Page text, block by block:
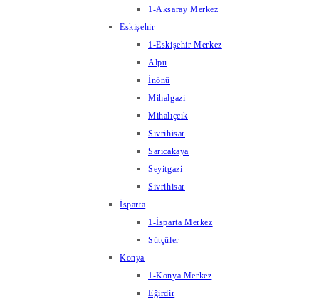
1-Aksaray Merkez
Eskişehir
1-Eskişehir Merkez
Alpu
İnönü
Mihalgazi
Mihalıçcık
Sivrihisar
Sarıcakaya
Seyitgazi
Sivrihisar
İsparta
1-İsparta Merkez
Sütçüler
Konya
1-Konya Merkez
Eğirdir